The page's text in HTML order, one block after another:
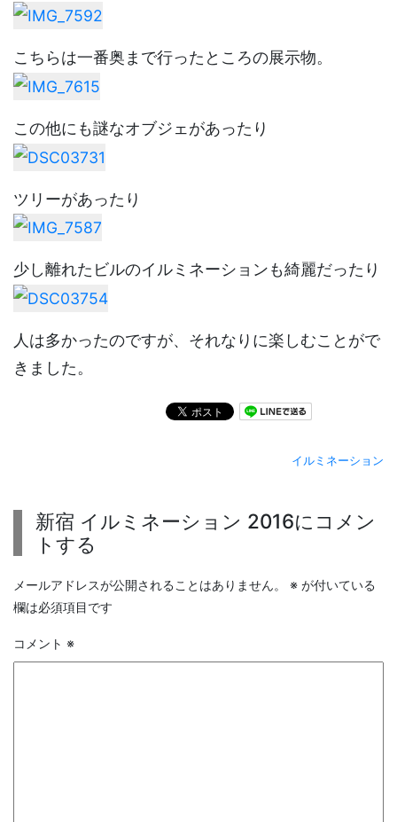
こちらは一番奥まで行ったところの展示物。
この他にも謎なオブジェがあったり
ツリーがあったり
少し離れたビルのイルミネーションも綺麗だったり
人は多かったのですが、それなりに楽しむことがで
きました。
イルミネーション
新宿 イルミネーション 2016にコメン
トする
メールアドレスが公開されることはありません。 ※ が付いている
欄は必須項目です
コメント ※